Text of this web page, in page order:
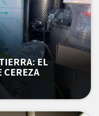
EL
CEREZA